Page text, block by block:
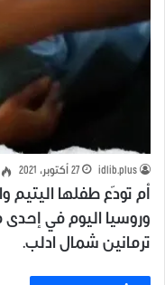
idlib.plus 27 أكتوبر، 2021
أم تودّع طفلها اليتيم
وروسيا اليوم في إحدى
ترمانين شمال ادلب.